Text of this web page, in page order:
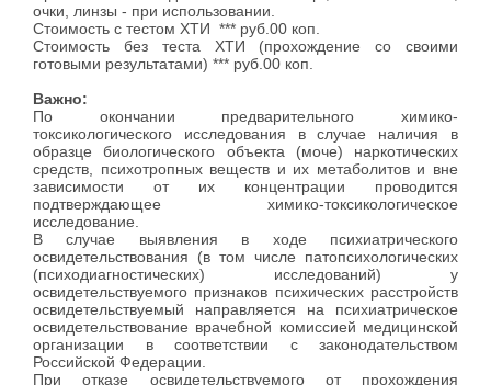
очки, линзы - при использовании.
Стоимость с тестом ХТИ *** руб.00 коп.
Стоимость без теста ХТИ (прохождение со своими
готовыми результатами) *** руб.00 коп.
Важно:
По окончании предварительного химико-
токсикологического исследования в случае наличия в
образце биологического объекта (моче) наркотических
средств, психотропных веществ и их метаболитов и вне
зависимости от их концентрации проводится
подтверждающее химико-токсикологическое
исследование.
В случае выявления в ходе психиатрического
освидетельствования (в том числе патопсихологических
(психодиагностических) исследований) у
освидетельствуемого признаков психических расстройств
освидетельствуемый направляется на психиатрическое
освидетельствование врачебной комиссией медицинской
организации в соответствии с законодательством
Российской Федерации.
При отказе освидетельствуемого от прохождения